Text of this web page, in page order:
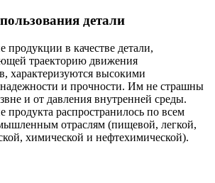
детали
продукции в качестве детали,
траекторию движения
характеризуются высокими
надежности и прочности. Им не страшны
и от давления внутренней среды.
продукта распространилось по всем
отраслям (пищевой, легкой,
химической и нефтехимической).